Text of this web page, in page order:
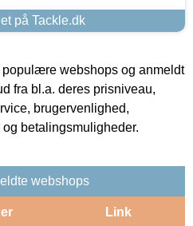
på Tackle.dk
webshops og anmeldt
fra bl.a. deres prisniveau,
brugervenlighed,
betalingsmuligheder.
webshops
Link